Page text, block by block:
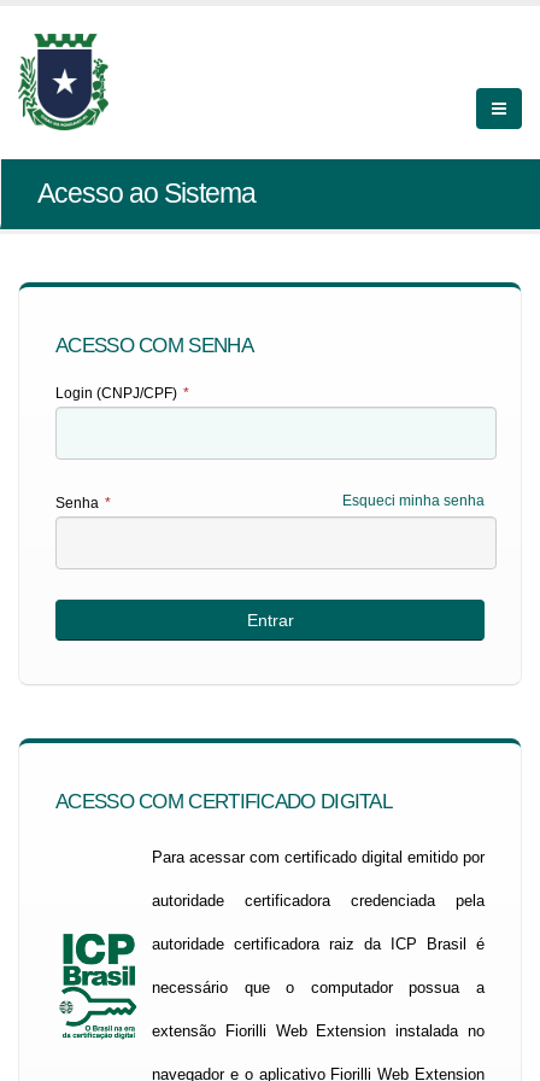
Acesso ao Sistema
ACESSO COM SENHA
Login (CNPJ/CPF) *
Esqueci minha senha
Senha *
ACESSO COM CERTIFICADO DIGITAL
Para acessar com certificado digital emitido por
autoridade certificadora credenciada pela
autoridade certificadora raiz da ICP Brasil é
necessário que o computador possua a
extensão Fiorilli Web Extension instalada no
navegador e o aplicativo Fiorilli Web Extension